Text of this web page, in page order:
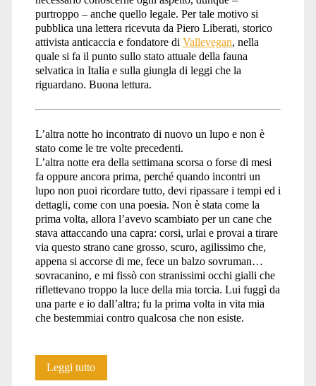
purtroppo – anche quello legale. Per tale motivo si
pubblica una lettera ricevuta da Piero Liberati, storico
attivista anticaccia e fondatore di Vallevegan, nella
quale si fa il punto sullo stato attuale della fauna
selvatica in Italia e sulla giungla di leggi che la
riguardano. Buona lettura.
L’altra notte ho incontrato di nuovo un lupo e non è
stato come le tre volte precedenti.
L’altra notte era della settimana scorsa o forse di mesi
fa oppure ancora prima, perché quando incontri un
lupo non puoi ricordare tutto, devi ripassare i tempi ed i
dettagli, come con una poesia. Non è stata come la
prima volta, allora l’avevo scambiato per un cane che
stava attaccando una capra: corsi, urlai e provai a tirare
via questo strano cane grosso, scuro, agilissimo che,
appena si accorse di me, fece un balzo sovruman…
sovracanino, e mi fissò con stranissimi occhi gialli che
riflettevano troppo la luce della mia torcia. Lui fuggì da
una parte e io dall’altra; fu la prima volta in vita mia
che bestemmiai contro qualcosa che non esiste.
Leggi tuttoNotizie